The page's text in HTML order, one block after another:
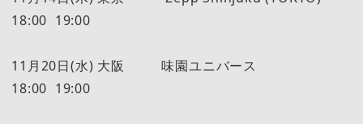
18:00 19:00
11月20日(水) 大阪 味園ユニバース
18:00 19:00